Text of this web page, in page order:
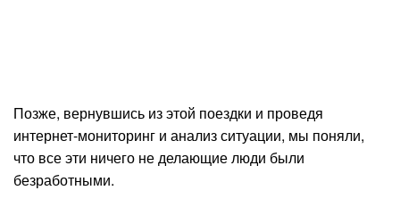
Позже, вернувшись из этой поездки и проведя
интернет-мониторинг и анализ ситуации, мы поняли,
что все эти ничего не делающие люди были
безработными.